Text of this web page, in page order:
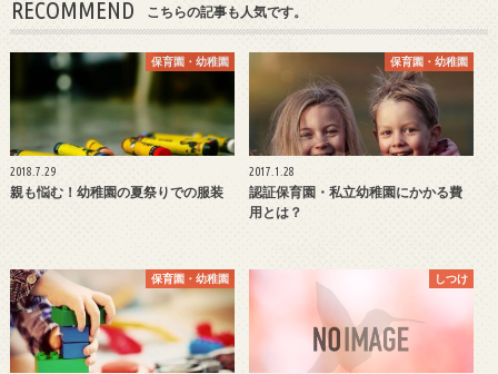
RECOMMEND こちらの記事も人気です。
保育園・幼稚園
2018.7.29
親も悩む！幼稚園の夏祭りでの服装
保育園・幼稚園
2017.1.28
認証保育園・私立幼稚園にかかる費
用とは？
保育園・幼稚園 しつけ